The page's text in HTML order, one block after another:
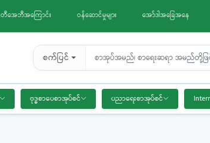
တီအေဘီအကြောင်း ဝန်ဆောင်မှုများ အော်ဒါအခြေအနေ
စက်ပြင်
ဗုဒ္ဓစာပေစာအုပ်စင် ပညာရေးစာအုပ်စင်